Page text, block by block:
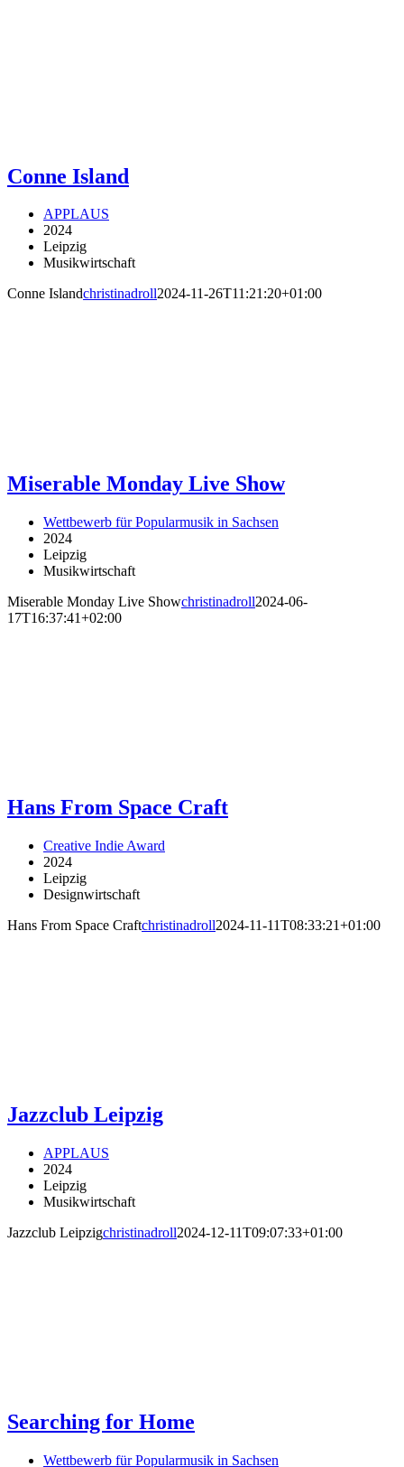
Conne Island
APPLAUS
2024
Leipzig
Musikwirtschaft
Conne Islandchristinadroll2024-11-26T11:21:20+01:00
Miserable Monday Live Show
Wettbewerb für Popularmusik in Sachsen
2024
Leipzig
Musikwirtschaft
Miserable Monday Live Showchristinadroll2024-06-
17T16:37:41+02:00
Hans From Space Craft
Creative Indie Award
2024
Leipzig
Designwirtschaft
Hans From Space Craftchristinadroll2024-11-11T08:33:21+01:00
Jazzclub Leipzig
APPLAUS
2024
Leipzig
Musikwirtschaft
Jazzclub Leipzigchristinadroll2024-12-11T09:07:33+01:00
Searching for Home
Wettbewerb für Popularmusik in Sachsen